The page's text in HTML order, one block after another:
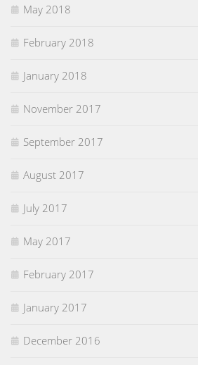
May 2018
February 2018
January 2018
November 2017
September 2017
August 2017
July 2017
May 2017
February 2017
January 2017
December 2016